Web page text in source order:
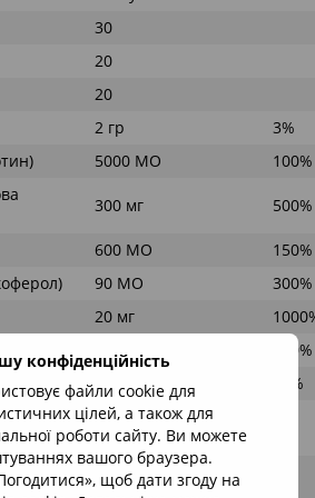
конфіденційність
файли cookie для
цілей, а також для
роботи сайту. Ви можете
вашого браузера.
щоб дати згоду на
30
20
20
2 гр
3%
5000 МО
100%
300 мг 500%
600 МО
150%
90 МО
300%
20 мг
100%
50%
1 гр
300 мг